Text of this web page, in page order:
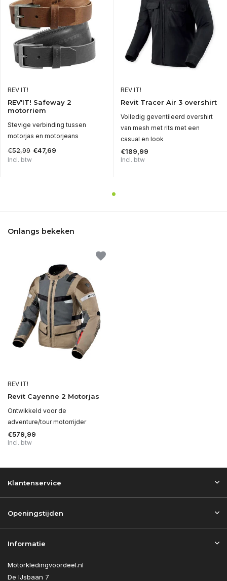
REV IT!
REV'IT! Safeway 2
motorriem
Stevige verbinding tussen
motorjas en motorjeans
€52,99 €47,69
Incl. btw
REV IT!
Revit Tracer Air 3 overshirt
Volledig geventileerd overshirt
van mesh met rits met een
casual en look
€189,99
Incl. btw
Onlangs bekeken
REV IT!
Revit Cayenne 2 Motorjas
Ontwikkeld voor de
adventure/tour motorrijder
€579,99
Incl. btw
Klantenservice
Openingstijden
Informatie
Motorkledingvoordeel.nl
De IJsbaan 7